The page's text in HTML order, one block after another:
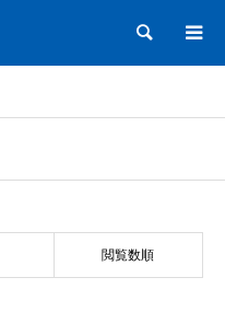
検索
閲覧数順